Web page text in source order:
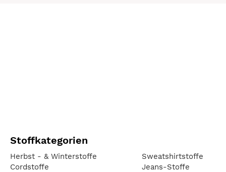
Stoffkategorien
Herbst - & Winterstoffe
Cordstoffe
Sweatshirtstoffe
Jeans-Stoffe